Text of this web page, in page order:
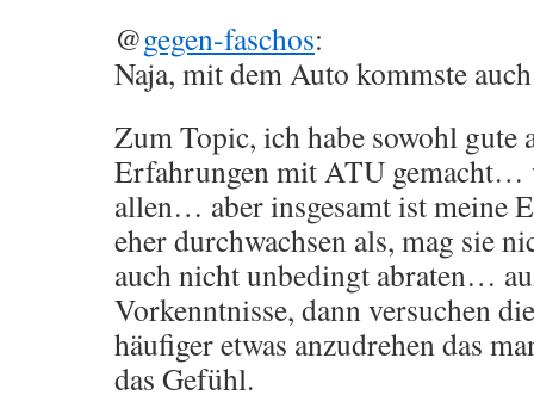
@gegen-faschos:
Naja, mit dem Auto kommste
Zum Topic, ich habe sowohl gute
Erfahrungen mit ATU
allen… aber insgesamt ist meine
eher durchwachsen als, mag sie
auch nicht unbedingt abraten…
Vorkenntnisse, dann versuchen
häufiger etwas anzudrehen das
das Gefühl.